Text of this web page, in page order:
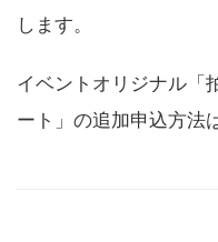
します。
イベントオリジナル「
ート」の追加申込方法